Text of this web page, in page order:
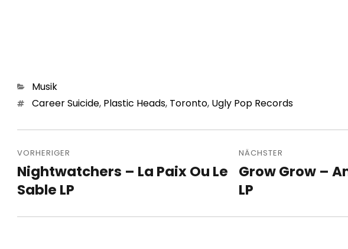
Kategorien
Musik
Schlagwörter
Career Suicide, Plastic Heads, Toronto, Ugly Pop Records
VORHERIGER
Vorheriger
Beitrag:
Nightwatchers – La Paix Ou Le
Sable LP
NÄCHSTER
Nächster
Beitrag:
Grow Grow –
LP